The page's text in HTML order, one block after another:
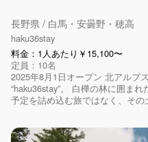
長野県 / 白馬・安曇野・穂高
haku36stay
料金：1人あたり￥15,100〜
定員：10名
2025年8月1日オープン 北アルプ
“haku36stay”。 白樺の林に囲ま
予定を詰め込む旅ではなく、そ